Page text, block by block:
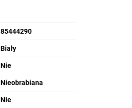
85444290
Biały
Nie
Nieobrabiana
Nie